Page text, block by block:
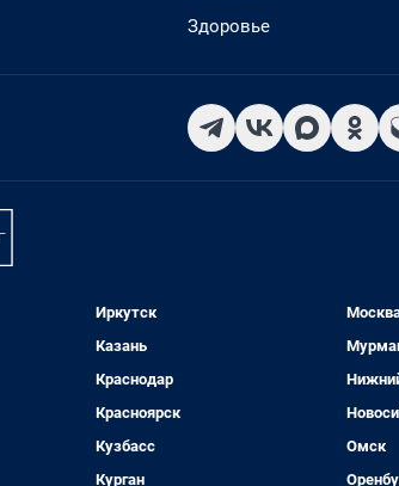
Здоровье
Иркутск
Казань
Краснодар
Красноярск
Кузбасс
Курган
Омск